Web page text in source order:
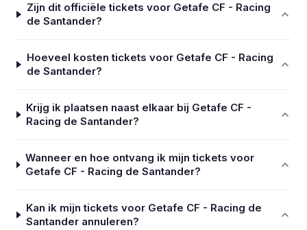
Zijn dit officiële tickets voor Getafe CF - Racing
de Santander?
Hoeveel kosten tickets voor Getafe CF - Racing
de Santander?
Krijg ik plaatsen naast elkaar bij Getafe CF -
Racing de Santander?
Wanneer en hoe ontvang ik mijn tickets voor
Getafe CF - Racing de Santander?
Kan ik mijn tickets voor Getafe CF - Racing de
Santander annuleren?